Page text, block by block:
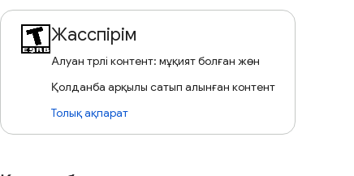
Жасөспірім
Алуан түрлі контент: мұқият болған жөн
Қолданба арқылы сатып алынған контент
Толық ақпарат